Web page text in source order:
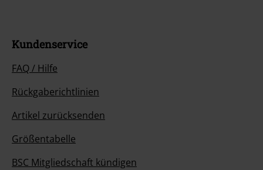
Kundenservice
FAQ / Hilfe
Rückgaberichtlinien
Artikel zurücksenden
Größentabelle
BSC Mitgliedschaft kündigen